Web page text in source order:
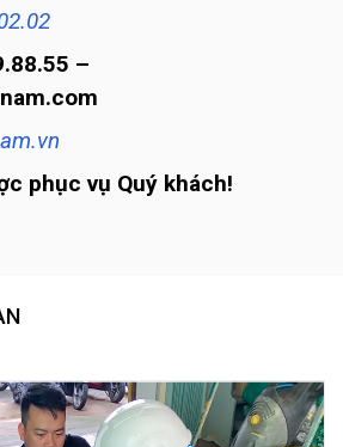
–
phục vụ Quý khách!